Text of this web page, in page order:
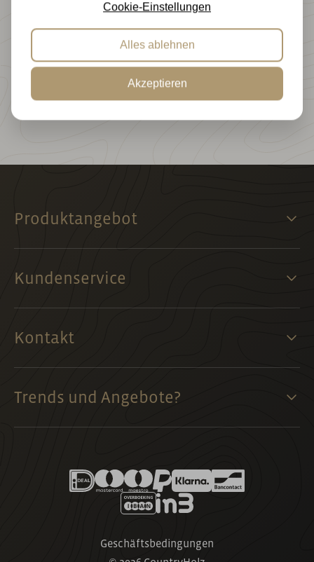
von 14 Jahren gründete Annemijn ihr Internetunternehmen
CountryHolz. Was mit einem kleinen Holzhandel begann,
Produkten und mehr als 25.000 zufriedenen Kunden
Produktangebot
Kundenservice
Kontakt
Trends und Angebote?
Geschäftsbedingungen
Cookie-Einstellungen
Alles ablehnen
Akzeptieren